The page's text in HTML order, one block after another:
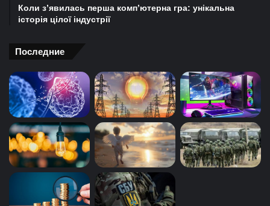
Коли з’явилась перша комп’ютерна гра: унікальна
історія цілої індустрії
Последние